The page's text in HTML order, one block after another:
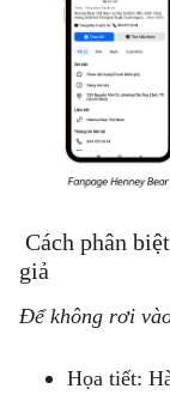
Cách phân
giả
Để không rơi
Họa tiết: